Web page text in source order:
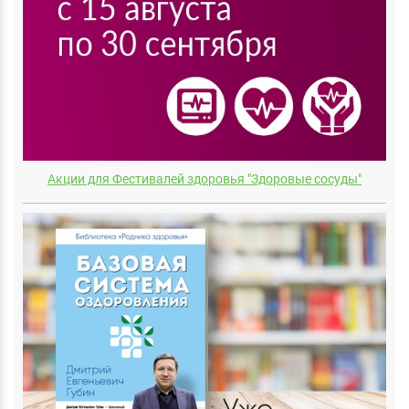
Акции для Фестивалей здоровья "Здоровые сосуды"